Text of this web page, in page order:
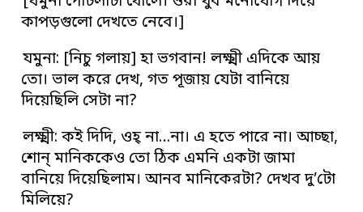
কাপড়গুলো দেখতে নেবে।]
যমুনা: [নিচু গলায়] হা ভগবান! লক্ষ্মী এদিকে আয়
তো। ভাল করে দেখ, গত পূজায় যেটা বানিয়ে
দিয়েছিলি সেটা না?
লক্ষ্মী: কই দিদি, ওহ্‌ না…না। এ হতে পারে না। আচ্ছা,
শোন্‌ মানিককেও তো ঠিক এমনি একটা জামা
বানিয়ে দিয়েছিলাম। আনব মানিকেরটা? দেখব দু’টো
মিলিয়ে?